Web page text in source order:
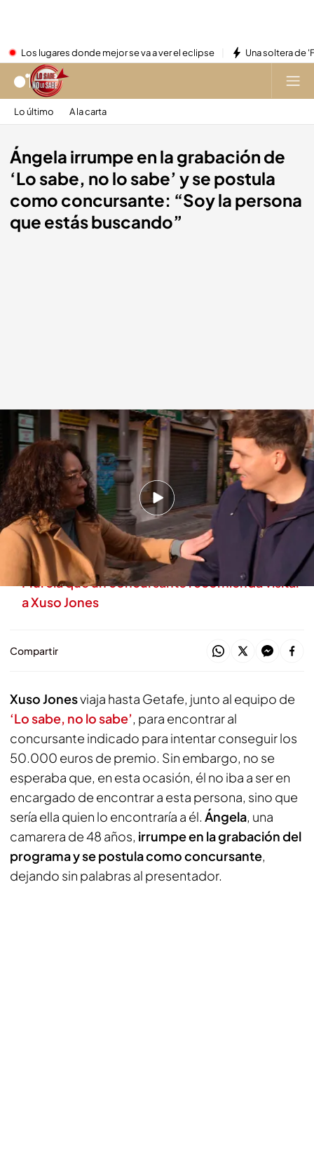
Los lugares donde mejor se va a ver el eclipse Una soltera de
Lo último A la carta
Ángela irrumpe en la grabación de
‘Lo sabe, no lo sabe’ y se postula
como concursante: “Soy la persona
que estás buscando”
El momentazo de una concursante de 'Lo sabe, no lo sabe' .cuatro.com
Lo sabe, no lo sabe
26 ENE 2026 - 19:00h.
Dale al play y disfruta del momentazo de la
concursante en 'Lo sabe, no lo sabe'
Estos son los tres pueblos más bonitos de
Murcia que un concursante recomienda visitar
a Xuso Jones
Compartir
Xuso Jonesviaja hasta Getafe, junto al equipo de
‘Lo sabe, no lo sabe’, para encontrar al
concursante indicado para intentar conseguir los
50.000 euros de premio. Sin embargo, no se
esperaba que, en esta ocasión, él no iba a ser en
encargado de encontrar a esta persona, sino que
sería ella quien lo encontraría a él. Ángela, una
camarera de 48 años, irrumpe en la grabación del
programa y se postula como concursante,
dejando sin palabras al presentador.